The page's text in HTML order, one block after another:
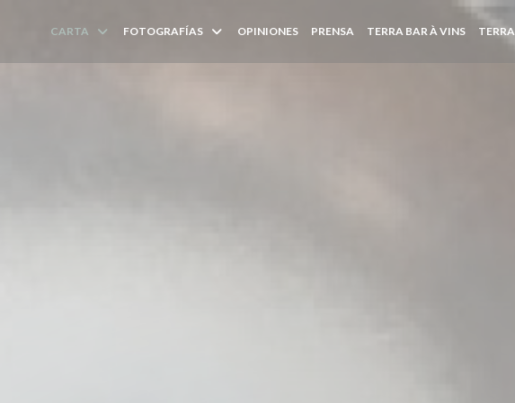
CARTA FOTOGRAFÍAS OPINIONES PRENSA TERRA BAR À VINS((ABRE